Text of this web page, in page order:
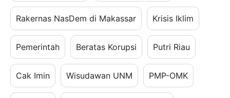
Rakernas NasDem di Makassar Krisis Iklim
Pemerintah Beratas Korupsi Putri Riau
Cak Imin Wisudawan UNM PMP-OMK